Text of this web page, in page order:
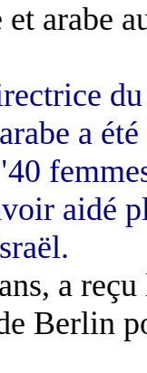
arabe
a
aidé
a
Berlin